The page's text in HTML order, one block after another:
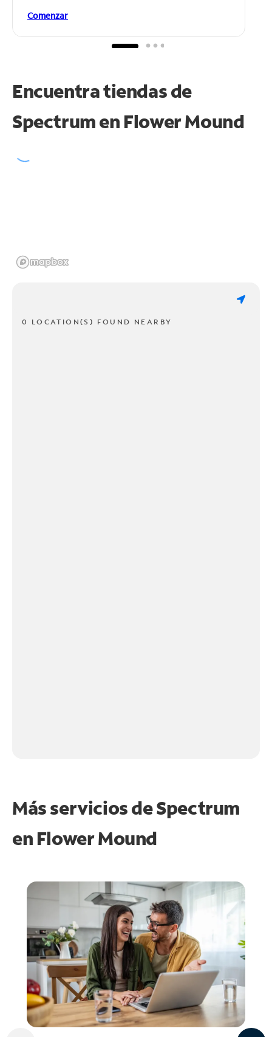
Comenzar
Encuentra tiendas de
Spectrum en Flower Mound
0 LOCATION(S) FOUND NEARBY
Más servicios de Spectrum
en Flower Mound